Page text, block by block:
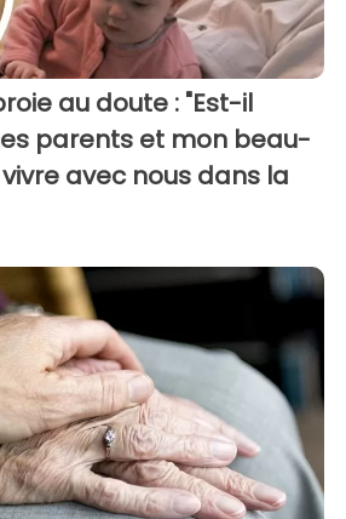
au doute : "Est-il
parents et mon beau-
avec nous dans la